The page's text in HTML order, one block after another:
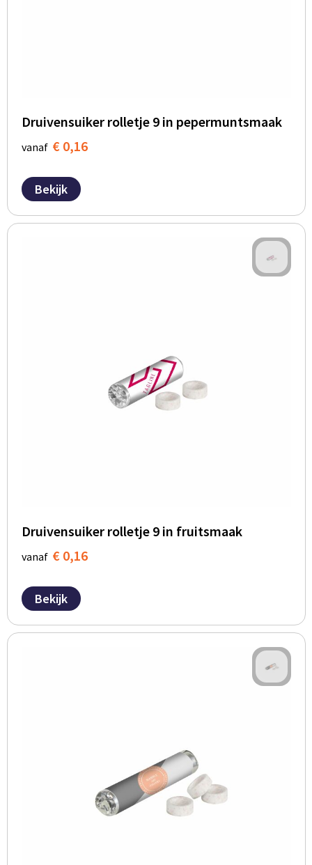
Druivensuiker rolletje 9 in pepermuntsmaak
vanaf € 0,16
Bekijk
Druivensuiker rolletje 9 in fruitsmaak
vanaf € 0,16
Bekijk